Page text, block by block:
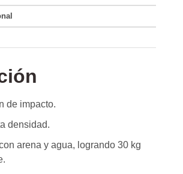
de impacto.
densidad.
arena y agua, logrando 30 kg